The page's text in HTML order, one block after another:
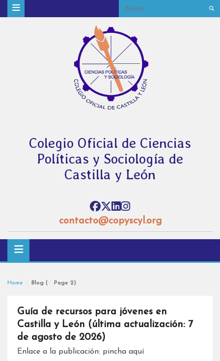
Colegio Oficial de Ciencias
Políticas y Sociología de
Castilla y León
contacto@copyscyl.org
Home Blog ( Page 2)
Guía de recursos para jóvenes en
Castilla y León (última actualización: 7
de agosto de 2026)
Enlace a la publicación: pincha aquí